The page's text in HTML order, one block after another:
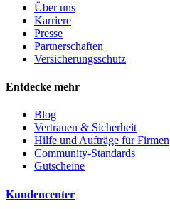
Über uns
Karriere
Presse
Partnerschaften
Versicherungsschutz
Entdecke mehr
Blog
Vertrauen & Sicherheit
Hilfe und Aufträge für Firmen
Community-Standards
Gutscheine
Kundencenter